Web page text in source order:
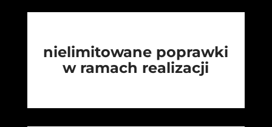
nielimitowane poprawki
w ramach realizacji